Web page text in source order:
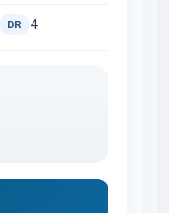
DR 4